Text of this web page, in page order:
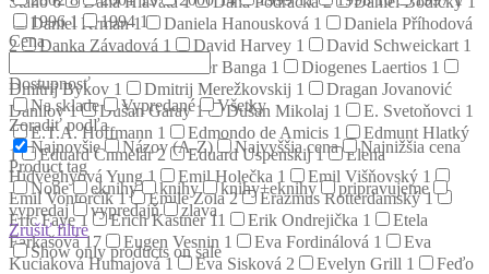
Daniel Krman1 Daniela Hanousková 1
Daniela Příhodová
2
Danka Závadová 1 David Harvey 1 David Schweickart 1
Dezider Banga 1 Diogenes Laertios 1
Dmitrij Bykov 1 Dmitrij Merežkovskij 1
Dragan Jovanović
Danilov1 Dušan Garay1 Dušan Mikolaj 1 E. Svetoňovci 1
E.T.A. Hoffmann 1 Edmondo de Amicis 1
Edmunt Hlatký
1
Eduard Chmelár2 Eduard Uspenskij1
Elena
Hidvéghyová Yung1 Emil Holečka 1 Emil Višňovský 1
Emil Vontorčík1 Émile Zola2 Erazmus Rotterdamský1
Eric Faye1 Erich Kästner11 Erik Ondrejička 1
Etela
Farkašová17 Eugen Vesnin 1 Eva Fordinálová 1
Eva
Kuciaková Humajová1 Eva Sisková 2 Evelyn Grill 1
Feďo
19961 19941
Cena
Dostupnosť
Na sklade
Vypredané
Všetky
Zoradiť podľa
Najnovšie
Názov (A-Z) Najvyššia cena
Najnižšia cena
Product tag
None
eknihy knihy knihy+eknihy
pripravujeme
vypredaj
vypredajň
zlava
Zrušiť filtre
Show only products on sale